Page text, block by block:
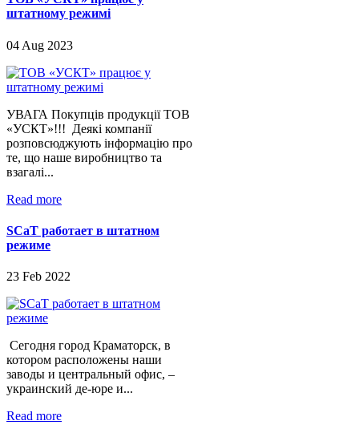
штатному режимі
04 Aug 2023
УВАГА Покупців продукції ТОВ
«УСКТ»!!! Деякі компанії
розповсюджують інформацію про
те, що наше виробництво та
взагалі...
Read more
SCaT работает в штатном
режиме
23 Feb 2022
Сегодня город Краматорск, в
котором расположены наши
заводы и центральный офис, –
украинский де-юре и...
Read more